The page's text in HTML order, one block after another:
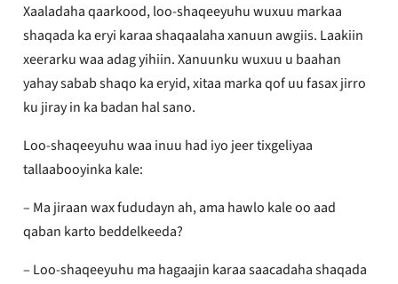
Xaaladaha qaarkood, loo-shaqeeyuhu wuxuu markaa
shaqada ka eryi karaa shaqaalaha xanuun awgiis. Laakiin
xeerarku waa adag yihiin. Xanuunku wuxuu u baahan
yahay sabab shaqo ka eryid, xitaa marka qof uu fasax jirro
ku jiray in ka badan hal sano.
Loo-shaqeeyuhu waa inuu had iyo jeer tixgeliyaa
tallaabooyinka kale:
– Ma jiraan wax fududayn ah, ama hawlo kale oo aad
qaban karto beddelkeeda?
– Loo-shaqeeyuhu ma hagaajin karaa saacadaha shaqada